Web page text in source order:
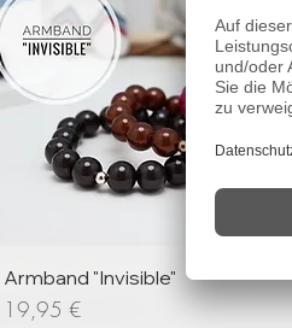
Armband "Invisible"
Preis
19,95 €